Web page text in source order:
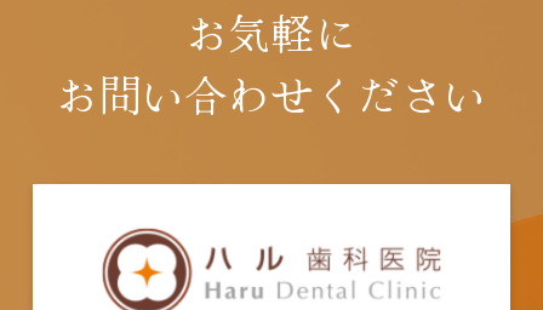
お気軽に
お問い合わせください